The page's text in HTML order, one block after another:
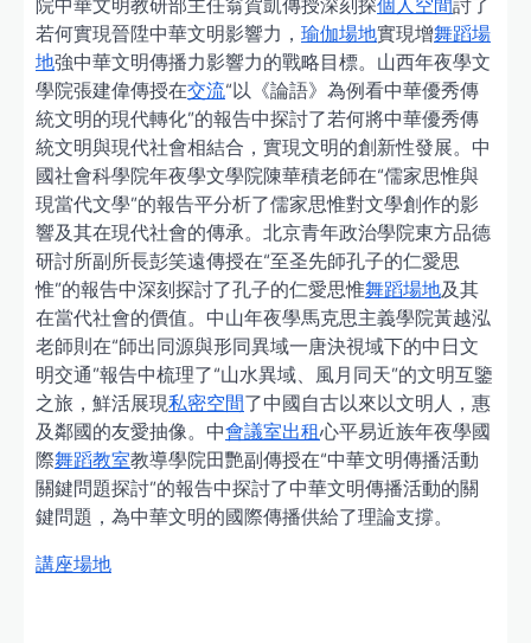
若何實現晉陞中華文明影響力， 瑜伽場地實現增舞蹈場
地強中華文明傳播力影響力的戰略目標。山西年夜學文
學院張建偉傳授在交流“以《論語》為例看中華優秀傳
統文明的現代轉化”的報告中探討了若何將中華優秀傳
統文明與現代社會相結合，實現文明的創新性發展。中
國社會科學院年夜學文學院陳華積老師在“儒家思惟與
現當代文學”的報告平分析了儒家思惟對文學創作的影
響及其在現代社會的傳承。北京青年政治學院東方品德
研討所副所長彭笑遠傳授在“至圣先師孔子的仁愛思
惟”的報告中深刻探討了孔子的仁愛思惟舞蹈場地及其
在當代社會的價值。中山年夜學馬克思主義學院黃越泓
老師則在“師出同源與形同異域一唐決視域下的中日文
明交通”報告中梳理了“山水異域、風月同天”的文明互鑒
之旅，鮮活展現私密空間了中國自古以來以文明人，惠
及鄰國的友愛抽像。中會議室出租心平易近族年夜學國
際舞蹈教室教導學院田艷副傳授在“中華文明傳播活動
關鍵問題探討”的報告中探討了中華文明傳播活動的關
鍵問題，為中華文明的國際傳播供給了理論支撐。
講座場地